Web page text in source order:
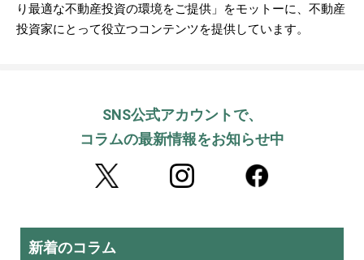
り最適な不動産投資の環境をご提供」をモットーに、不動産
投資家にとって役立つコンテンツを提供しています。
SNS公式アカウントで、
コラムの最新情報をお知らせ中
新着のコラム